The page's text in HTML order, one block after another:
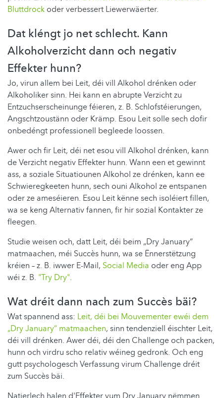
Bluttdrock oder verbessert Liewerwäerter.
Dat kléngt jo net schlecht. Kann
Alkoholverzicht dann och negativ
Effekter hunn?
Jo, virun allem bei Leit, déi vill Alkohol drénken oder
Alkoholiker sinn. Hei kann en abrupte Verzicht zu
Entzuchserscheinunge féieren, z. B. Schlofstéierungen,
Angschtzoustänn oder Krämp. Esou Leit solle sech dofir
onbedéngt professionell begleede loossen.
Awer och fir Leit, déi net esou vill Alkohol drénken, kann
de Verzicht negativ Effekter hunn. Wann een et gewinnt
ass, a soziale Situatiounen Alkohol ze drénken, kann ee
Schwieregkeeten hunn, sech ouni Alkohol ze entspanen
oder ze ameséieren. Esou Leit kënne sech isoléiert fillen,
wa se keng Alternativ fannen, fir hir sozial Kontakter ze
fleegen.
Studie weisen och, datt Leit, déi beim „Dry January“
matmaachen, méi Succès hunn, wa se Ënnerstëtzung
kréien – z. B. iwwer E-Mail, Social Media oder eng App
wéi z. B. "Try Dry".
Wat dréit dann nach zum Succès bäi?
Wat spannend ass: Leit, déi bei Mouvementer ewéi dem
„Dry January“ matmaachen, sinn tendenziell éischter Leit,
déi vill drénken. Awer déi, déi den Challenge och packen,
hunn och virdru scho relativ wéineg gedronk. Och eng
gutt psychologesch Verfassung virum Challenge dréit
zum Succès bäi.